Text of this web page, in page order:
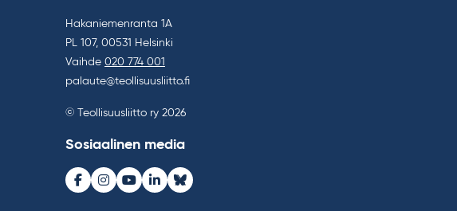
Hakaniemenranta 1A
PL 107, 00531 Helsinki
Vaihde 020 774 001
palaute@teollisuusliitto.fi
© Teollisuusliitto ry 2026
Sosiaalinen media
Facebook
Instagram
Youtube
LinkedInBluesky